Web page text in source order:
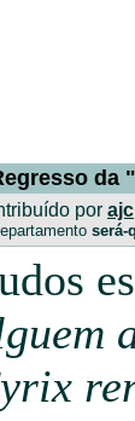
da
por ajc
será-